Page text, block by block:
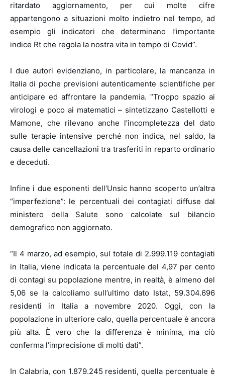
ritardato aggiornamento, per cui molte cifre
appartengono a situazioni molto indietro nel tempo, ad
esempio gli indicatori che determinano l’importante
indice Rt che regola la nostra vita in tempo di Covid”.
I due autori evidenziano, in particolare, la mancanza in
Italia di poche previsioni autenticamente scientifiche per
anticipare ed affrontare la pandemia. “Troppo spazio ai
virologi e poco ai matematici – sintetizzano Castellotti e
Mamone, che rilevano anche l’incompletezza del dato
sulle terapie intensive perché non indica, nel saldo, la
causa delle cancellazioni tra trasferiti in reparto ordinario
e deceduti.
Infine i due esponenti dell’Unsic hanno scoperto un’altra
“imperfezione”: le percentuali dei contagiati diffuse dal
ministero della Salute sono calcolate sul bilancio
demografico non aggiornato.
“Il 4 marzo, ad esempio, sul totale di 2.999.119 contagiati
in Italia, viene indicata la percentuale del 4,97 per cento
di contagi su popolazione mentre, in realtà, è almeno del
5,06 se la calcoliamo sull’ultimo dato Istat, 59.304.696
residenti in Italia a novembre 2020. Oggi, con la
popolazione in ulteriore calo, quella percentuale è ancora
più alta. È vero che la differenza è minima, ma ciò
conferma l’imprecisione di molti dati”.
In Calabria, con 1.879.245 residenti, quella percentuale è